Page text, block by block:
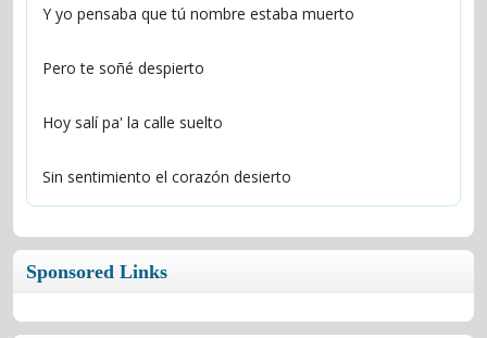
Y yo pensaba que tú nombre estaba muerto
Pero te soñé despierto
Hoy salí pa' la calle suelto
Sin sentimiento el corazón desierto
Sponsored Links